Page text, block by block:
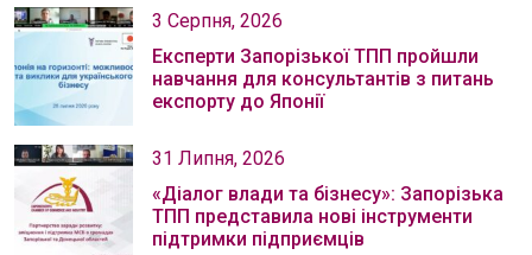
3 Серпня, 2026
Експерти Запорізької ТПП пройшли
навчання для консультантів з питань
експорту до Японії
31 Липня, 2026
«Діалог влади та бізнесу»: Запорізька
ТПП представила нові інструменти
підтримки підприємців